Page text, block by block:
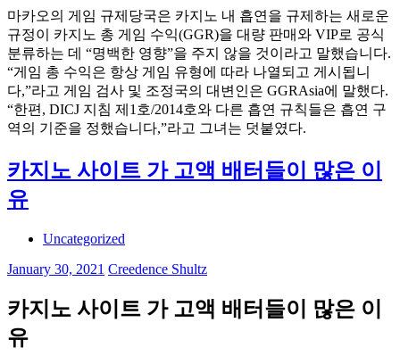
마카오의 게임 규제당국은 카지노 내 흡연을 규제하는 새로운
규정이 카지노 총 게임 수익(GGR)을 대량 판매와 VIP로 공식
분류하는 데 “명백한 영향”을 주지 않을 것이라고 말했습니다.
“게임 총 수익은 항상 게임 유형에 따라 나열되고 게시됩니
다,”라고 게임 검사 및 조정국의 대변인은 GGRAsia에 말했다.
“한편, DICJ 지침 제1호/2014호와 다른 흡연 규칙들은 흡연 구
역의 기준을 정했습니다,”라고 그녀는 덧붙였다.
카지노 사이트 가 고액 배터들이 많은 이
유
Uncategorized
January 30, 2021 Creedence Shultz
카지노 사이트 가 고액 배터들이 많은 이
유